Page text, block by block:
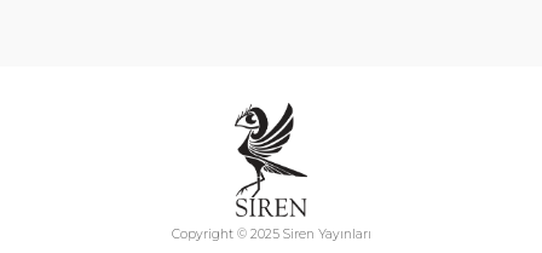
Copyright © 2025 Siren Yayınları